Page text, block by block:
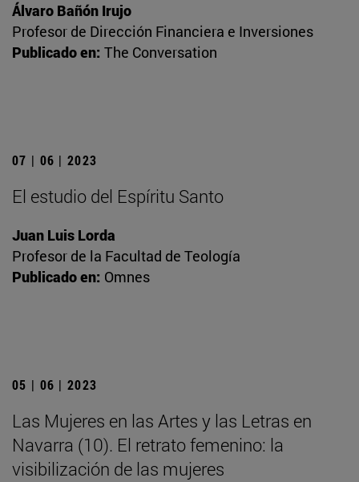
Álvaro Bañón Irujo
Profesor de Dirección Financiera e Inversiones
Publicado en: The Conversation
07 | 06 | 2023
El estudio del Espíritu Santo
Juan Luis Lorda
Profesor de la Facultad de Teología
Publicado en: Omnes
05 | 06 | 2023
Las Mujeres en las Artes y las Letras en
Navarra (10). El retrato femenino: la
visibilización de las mujeres